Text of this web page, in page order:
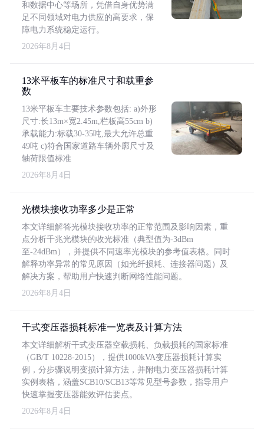
和数据中心等场所，凭借自身优势满
足不同领域对电力供应的高要求，保
障电力系统稳定运行。
2026年8月4日
13米平板车的标准尺寸和载重参
数
13米平板车主要技术参数包括: a)外形
尺寸:长13m×宽2.45m,栏板高55cm b)
承载能力:标载30-35吨,最大允许总重
49吨 c)符合国家道路车辆外廓尺寸及
轴荷限值标准
2026年8月4日
光模块接收功率多少是正常
本文详细解答光模块接收功率的正常范围及影响因素，重
点分析千兆光模块的收光标准（典型值为-3dBm
至-24dBm），并提供不同速率光模块的参考值表格。同时
解释功率异常的常见原因（如光纤损耗、连接器问题）及
解决方案，帮助用户快速判断网络性能问题。
2026年8月4日
干式变压器损耗标准一览表及计算方法
本文详细解析干式变压器空载损耗、负载损耗的国家标准
（GB/T 10228-2015），提供1000kVA变压器损耗计算实
例，分步骤说明变损计算方法，并附电力变压器损耗计算
实例表格，涵盖SCB10/SCB13等常见型号参数，指导用户
快速掌握变压器能效评估要点。
2026年8月4日